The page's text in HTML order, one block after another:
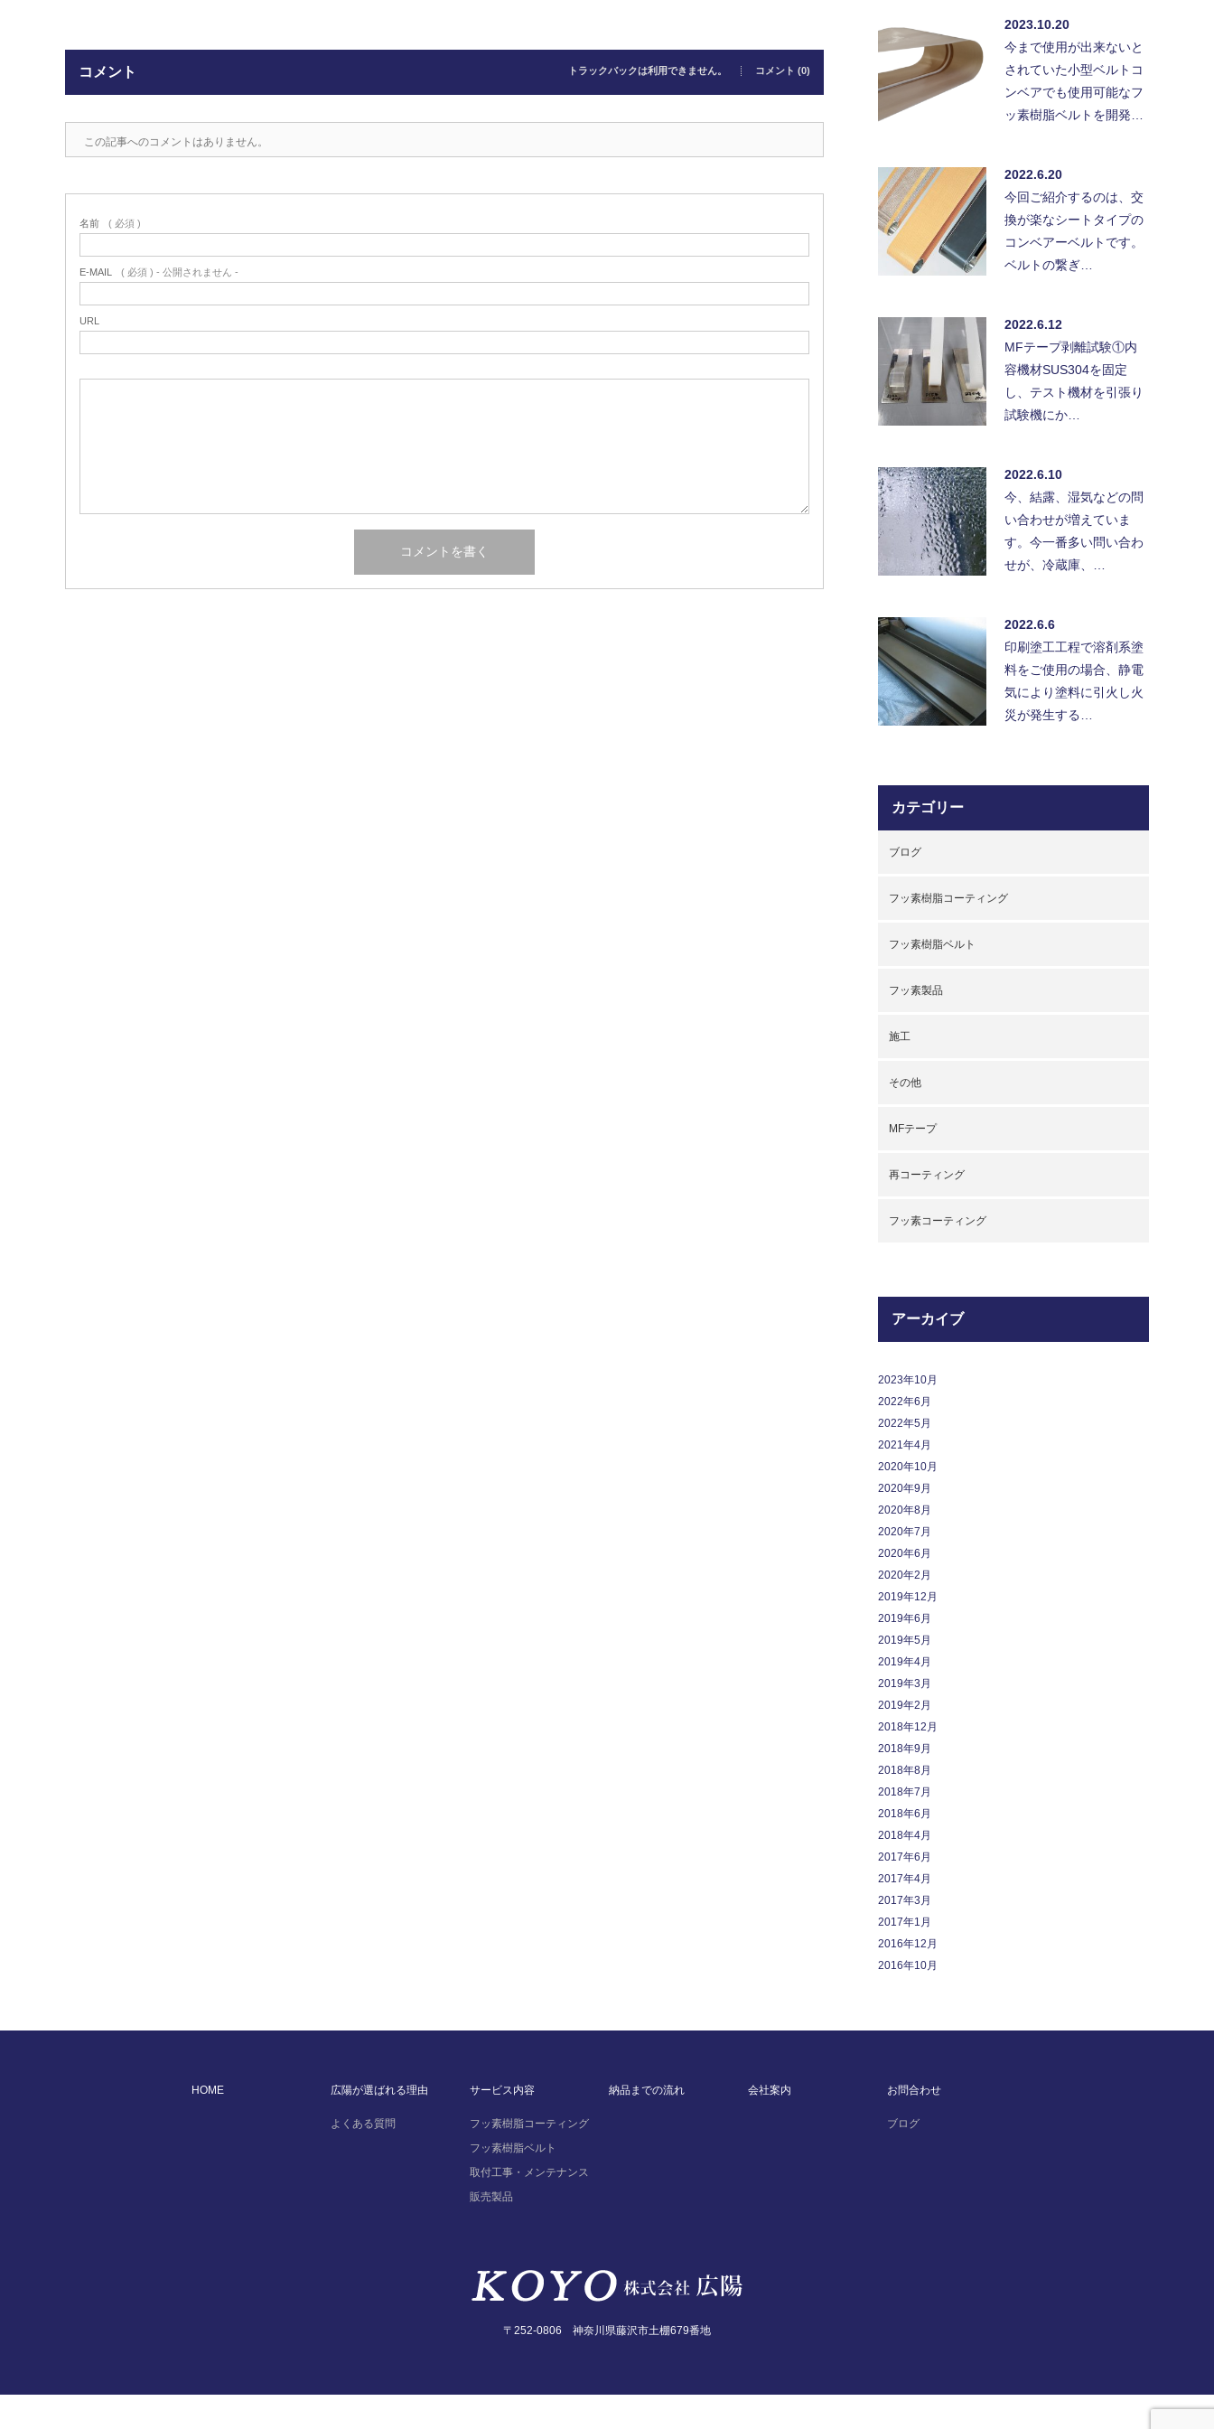
コメント トラックバックは利用できません。 コメント (0)
この記事へのコメントはありません。
名前 ( 必須 )
E-MAIL ( 必須 ) - 公開されません -
URL
2023.10.20
今まで使用が出来ないと
されていた小型ベルトコ
ンベアでも使用可能なフ
ッ素樹脂ベルトを開発…
2022.6.20
今回ご紹介するのは、交
換が楽なシートタイプの
コンベアーベルトです。
ベルトの繋ぎ…
2022.6.12
MFテープ剥離試験①内
容機材SUS304を固定
し、テスト機材を引張り
試験機にか…
2022.6.10
今、結露、湿気などの問
い合わせが増えていま
す。今一番多い問い合わ
せが、冷蔵庫、…
2022.6.6
印刷塗工工程で溶剤系塗
料をご使用の場合、静電
気により塗料に引火し火
災が発生する…
カテゴリー
ブログ
フッ素樹脂コーティング
フッ素樹脂ベルト
フッ素製品
施工
その他
MFテープ
再コーティング
フッ素コーティング
アーカイブ
2023年10月
2022年6月
2022年5月
2021年4月
2020年10月
2020年9月
2020年8月
2020年7月
2020年6月
2020年2月
2019年12月
2019年6月
2019年5月
2019年4月
2019年3月
2019年2月
2018年12月
2018年9月
2018年8月
2018年7月
2018年6月
2018年4月
2017年6月
2017年4月
2017年3月
2017年1月
2016年12月
2016年10月
HOME 広陽が選ばれる理由
よくある質問
サービス内容
フッ素樹脂コーティング
フッ素樹脂ベルト
取付工事・メンテナンス
販売製品
納品までの流れ 会社案内 お問合わせ
ブログ
〒252-0806 神奈川県藤沢市土棚679番地